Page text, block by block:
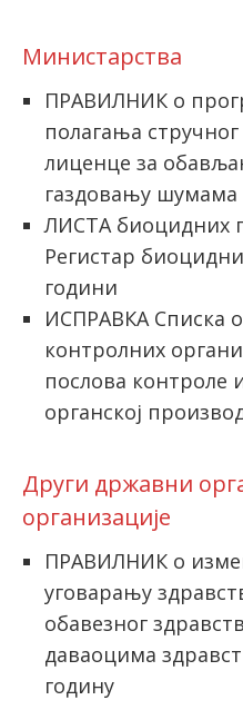
Министарствa
ПРАВИЛНИК о
полагања
лиценце за
газдовању шумама
ЛИСТА биоцидних
Регистар
години
ИСПРАВКА Списка
контролних
послова контроле
органској
Други државни
организације
ПРАВИЛНИК о
уговарању
обавезног
даваоцима
годину